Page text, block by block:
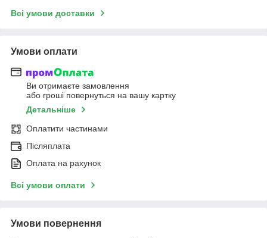
Всі умови доставки
Умови оплати
Ви отримаєте замовлення
або гроші повернуться на вашу картку
Детальніше
Оплатити частинами
Післяплата
Оплата на рахунок
Всі умови оплати
Умови повернення